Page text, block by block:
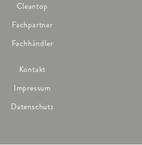
Cleantop
Fachpartner
Fachhändler
Kontakt
Impressum
Datenschutz